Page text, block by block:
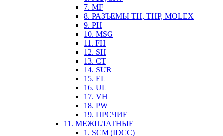
7. MF
8. РАЗЪЕМЫ TH, THP, MOLEX
9. PH
10. MSG
11. FH
12. SH
13. CT
14. SUR
15. EL
16. UL
17. VH
18. PW
19. ПРОЧИЕ
11. МЕЖПЛАТНЫЕ
1. SCM (IDCC)